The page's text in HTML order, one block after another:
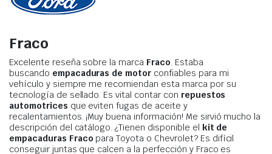
Fraco
Excelente reseña sobre la marca Fraco. Estaba
buscando empacaduras de motor confiables para mi
vehículo y siempre me recomiendan esta marca por su
tecnología de sellado. Es vital contar con repuestos
automotrices que eviten fugas de aceite y
recalentamientos. ¡Muy buena información! Me sirvió mucho la
descripción del catálogo. ¿Tienen disponible el kit de
empacaduras Fraco para Toyota o Chevrolet? Es difícil
conseguir juntas que calcen a la perfección y Fraco es